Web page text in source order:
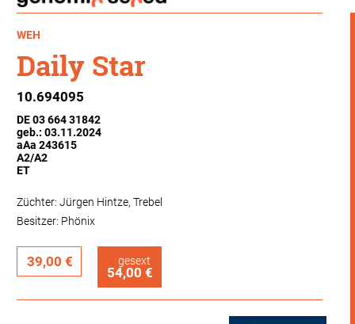
WEH
Daily Star
10.694095
DE 03 664 31842
geb.: 03.11.2024
aAa 243615
A2/A2
ET
Züchter: Jürgen Hintze, Trebel
Besitzer: Phönix
39,00 € gesext
54,00 €